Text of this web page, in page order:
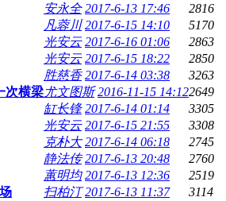
安永全 2017-6-13 17:46
2816
凡蓉川 2017-6-15 14:10
5170
光安云 2017-6-16 01:06
2863
光安云 2017-6-15 18:22
2850
胜慈香 2017-6-14 03:38
3263
次横梁尤文图斯 2016-11-15 14:122649
缸长锋 2017-6-14 01:14
3305
光安云 2017-6-15 21:55
3308
克朴大 2017-6-14 06:18
2745
静法传 2017-6-13 20:48
2760
蕙明均 2017-6-13 12:36
2519
扫柏汀 2017-6-13 11:37
3114